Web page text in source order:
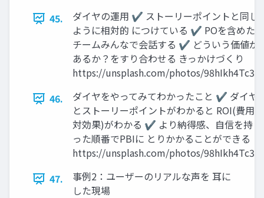
45.
ダイヤの運用 ✔ ストーリーポイントと同じ
ように相対的 につけている ✔ POを含めた
チームみんなで会話する ✔ どういう価値が
あるか？をすり合わせる きっかけづくり
https://unsplash.com/photos/98hIkh4Tc30
46.
ダイヤをやってみてわかったこと ✔ ダイヤ
とストーリーポイントがわかると ROI(費用
対効果)がわかる ✔ より納得感、自信を持
った順番でPBIに とりかかることができる
https://unsplash.com/photos/98hIkh4Tc30
47.
事例2：ユーザーのリアルな声を 耳に
した現場